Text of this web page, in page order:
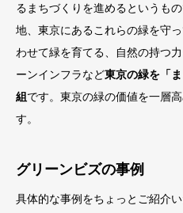
るまちづくりを進めるというも
地、東京にあるこれらの緑を守
わせて緑を育てる、自然の持つ
ーンインフラなど東京の緑を「
組 です。東京の緑の価値を一層
す。
グリーンビズの事例
具体的な事例をちょっとご紹介